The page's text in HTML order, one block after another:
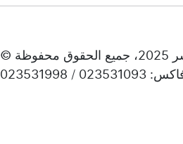
© حقوق النشر 2025، جميع الحقوق محفوظة ENTV |